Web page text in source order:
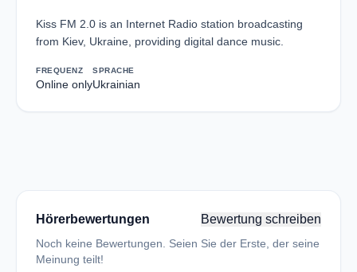
Kiss FM 2.0 is an Internet Radio station broadcasting
from Kiev, Ukraine, providing digital dance music.
FREQUENZ
Online only
SPRACHE
Ukrainian
Hörerbewertungen Bewertung schreiben
Noch keine Bewertungen. Seien Sie der Erste, der seine
Meinung teilt!